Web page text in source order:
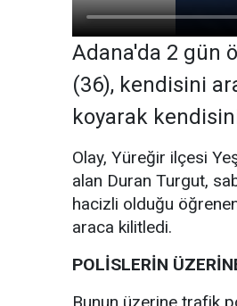
Adana'da 2 gün
(36), kendisini
koyarak
Olay, Yüreğir ilçesi
alan Duran Turgut,
hacizli olduğu
araca kilitledi.
POLİSLERİN